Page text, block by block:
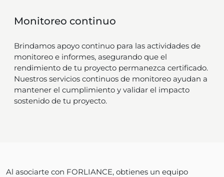
Monitoreo continuo
Brindamos apoyo continuo para las actividades de
monitoreo e informes, asegurando que el
rendimiento de tu proyecto permanezca certificado.
Nuestros servicios continuos de monitoreo ayudan a
mantener el cumplimiento y validar el impacto
sostenido de tu proyecto.
Al asociarte con FORLIANCE, obtienes un equipo